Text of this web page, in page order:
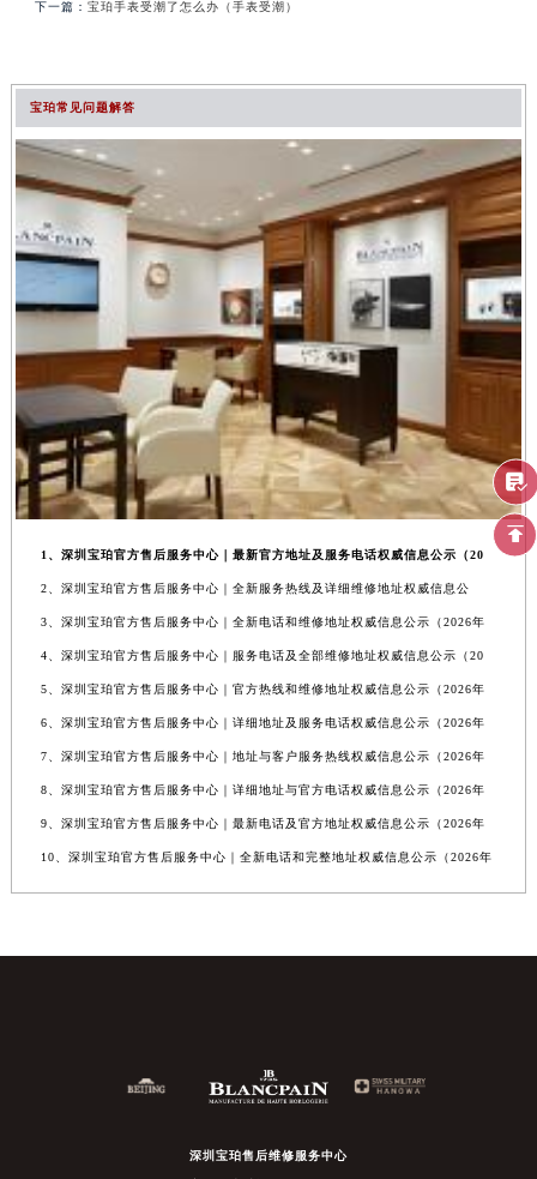
下一篇： 宝珀手表受潮了怎么办（手表受潮）
宝珀常见问题解答
1、深圳宝珀官方售后服务中心｜最新官方地址及服务电话权威信息公示（20
2、深圳宝珀官方售后服务中心｜全新服务热线及详细维修地址权威信息公
3、深圳宝珀官方售后服务中心｜全新电话和维修地址权威信息公示（2026年
4、深圳宝珀官方售后服务中心｜服务电话及全部维修地址权威信息公示（20
5、深圳宝珀官方售后服务中心｜官方热线和维修地址权威信息公示（2026年
6、深圳宝珀官方售后服务中心｜详细地址及服务电话权威信息公示（2026年
7、深圳宝珀官方售后服务中心｜地址与客户服务热线权威信息公示（2026年
8、深圳宝珀官方售后服务中心｜详细地址与官方电话权威信息公示（2026年
9、深圳宝珀官方售后服务中心｜最新电话及官方地址权威信息公示（2026年
10、深圳宝珀官方售后服务中心｜全新电话和完整地址权威信息公示（2026年
深圳宝珀售后维修服务中心